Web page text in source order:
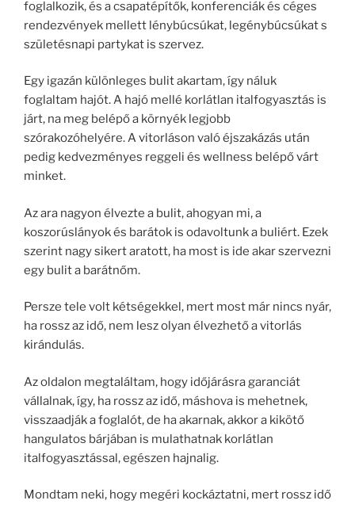
foglalkozik, és a csapatépítők, konferenciák és céges
rendezvények mellett lénybúcsúkat, legénybúcsúkat s
születésnapi partykat is szervez.
Egy igazán különleges bulit akartam, így náluk
foglaltam hajót. A hajó mellé korlátlan italfogyasztás is
járt, na meg belépő a környék legjobb
szórakozóhelyére. A vitorláson való éjszakázás után
pedig kedvezményes reggeli és wellness belépő várt
minket.
Az ara nagyon élvezte a bulit, ahogyan mi, a
koszorúslányok és barátok is odavoltunk a buliért. Ezek
szerint nagy sikert aratott, ha most is ide akar szervezni
egy bulit a barátnőm.
Persze tele volt kétségekkel, mert most már nincs nyár,
ha rossz az idő, nem lesz olyan élvezhető a vitorlás
kirándulás.
Az oldalon megtaláltam, hogy időjárásra garanciát
vállalnak, így, ha rossz az idő, máshova is mehetnek,
visszaadják a foglalót, de ha akarnak, akkor a kikötő
hangulatos bárjában is mulathatnak korlátlan
italfogyasztással, egészen hajnalig.
Mondtam neki, hogy megéri kockáztatni, mert rossz idő